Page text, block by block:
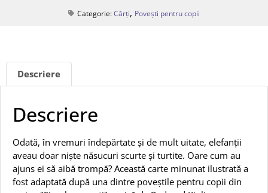
Categorie:Cărți, Povești pentru copii
Descriere
Descriere
Odată, în vremuri îndepărtate și de mult uitate, elefanții
aveau doar niște năsucuri scurte și turtite. Oare cum au
ajuns ei să aibă trompă? Această carte minunat ilustrată a
fost adaptată după una dintre poveștile pentru copii din